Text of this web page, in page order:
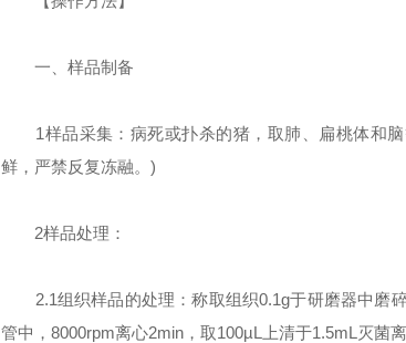
一、样品制备
1样品采集：病死或扑杀的猪，取肺、扁桃体和脑
鲜，严禁反复冻融。)
2样品处理：
2.1组织样品的处理：称取组织0.1g于研磨器中磨
管中，8000rpm离心2min，取100µL上清于1.5mL灭菌离